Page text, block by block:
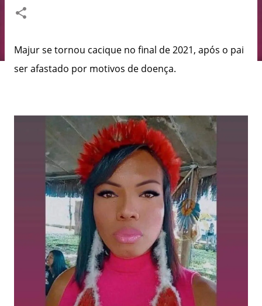
Majur se tornou cacique no final de 2021, após o pai
ser afastado por motivos de doença.